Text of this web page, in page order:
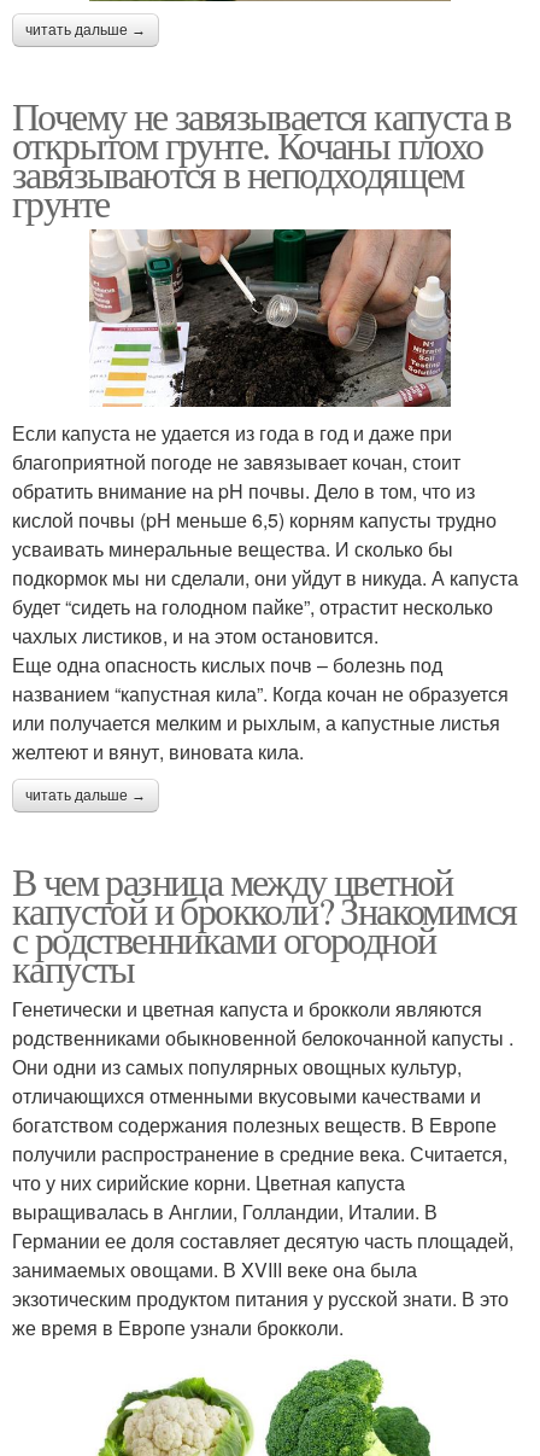
читать дальше →
Почему не завязывается капуста в
открытом грунте. Кочаны плохо
завязываются в неподходящем
грунте
Если капуста не удается из года в год и даже при
благоприятной погоде не завязывает кочан, стоит
обратить внимание на pH почвы. Дело в том, что из
кислой почвы (pH меньше 6,5) корням капусты трудно
усваивать минеральные вещества. И сколько бы
подкормок мы ни сделали, они уйдут в никуда. А капуста
будет “сидеть на голодном пайке”, отрастит несколько
чахлых листиков, и на этом остановится.
Еще одна опасность кислых почв – болезнь под
названием “капустная кила”. Когда кочан не образуется
или получается мелким и рыхлым, а капустные листья
желтеют и вянут, виновата кила.
читать дальше →
В чем разница между цветной
капустой и брокколи? Знакомимся
с родственниками огородной
капусты
Генетически и цветная капуста и брокколи являются
родственниками обыкновенной белокочанной капусты .
Они одни из самых популярных овощных культур,
отличающихся отменными вкусовыми качествами и
богатством содержания полезных веществ. В Европе
получили распространение в средние века. Считается,
что у них сирийские корни. Цветная капуста
выращивалась в Англии, Голландии, Италии. В
Германии ее доля составляет десятую часть площадей,
занимаемых овощами. В XVIII веке она была
экзотическим продуктом питания у русской знати. В это
же время в Европе узнали брокколи.